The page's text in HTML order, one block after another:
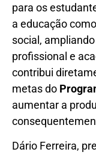
para os
a educação
social,
profissional e
contribui
metas do
aumentar a
Dário Ferreira,